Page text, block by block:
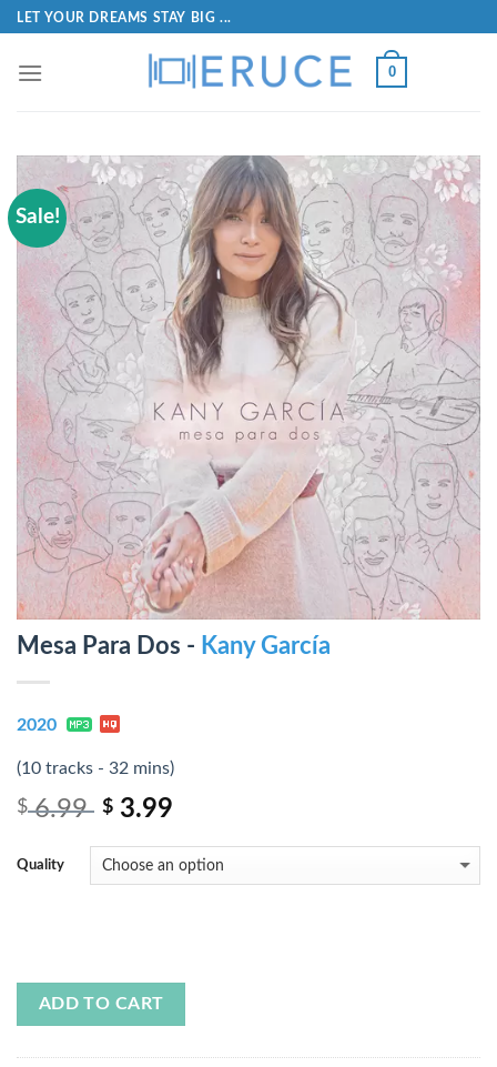
LET YOUR DREAMS STAY BIG ...
0
Sale!
Mesa Para Dos - Kany García
2020
(10 tracks - 32 mins)
$6.99 $ 3.99
Quality
ADD TO CART